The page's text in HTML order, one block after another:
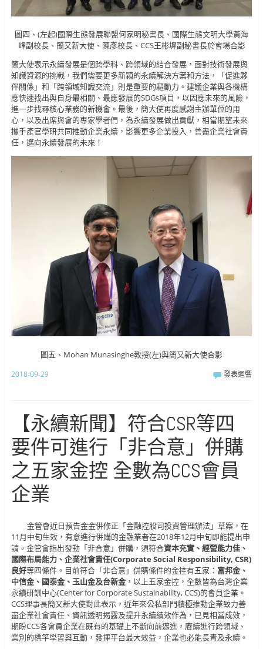
圖四、(左起)國際生態發展聯盟何家明秘書長、國際生態文明大學黃海
峰副校長、簡又新大使、陳彥校長、CCS王彬墀副秘書長於會場合影
簡大使表示永續發展是個跨學科、跨領域的結合發展，面對技術發展與
知識資源的挑戰，我們需要更多新穎的永續解決方案和方法，「促進夥
伴關係」和「跨領域知識交流」則是重要的驅動力。建議企業與各機構
應快速找出與自身最相關、最應發展的SDGs項目，以因應未來的風險，
進一步找尋核心業務的新機會。最後，簡大使再度感謝主辦單位的用
心，以及出席與會的專家學者們，為永續發展做出貢獻，相當期望未來
攜手產官學研共同推動企業永續，影響更多企業投入，善盡企業社會責
任，邁向永續發展的未來！
圖五、Mohan Munasinghe教授(左)與簡又新大使合影
2018-09-29 發表迴響
【永續新聞】符合CSR等四
要件可進行「非合意」併購
之五家金控 全數為CCS會員
企業
金管會近日預告金金併修正「金融控股司投資管理辦法」草案，在
11月中旬生效，有意進行併購的金融業者在2018年12月中旬即能提出申
請。金管會指出發動「非合意」併購，須符合資本充實、經營能力佳、
國際布局能力、企業社會責任(Corporate Social Responsibility, CSR)
良好等四條件。目前符合「非合意」併購條件的金控有五家： 富邦金、
中信金、國泰金、玉山金及台新金，以上五家金控，全數皆為台灣企業
永續研訓中心(Center for Corporate Sustainability, CCS)的會員企業。
CCS理事長簡又新大使對此表示，近年來公私部門積極推動企業致力善
盡企業社會責任、資訊透明揭露及提升永續績效作為，已見相當成效，
期盼CCS各會員企業在既有的基礎上不斷向前邁進，賡續進行跨領域、
業別的標竿學習與互動，發揮平台最大效益，企業也必能長青及永續。